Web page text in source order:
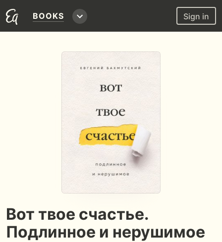
BOOKS Sign in
Вот твое счастье.
Подлинное и нерушимое